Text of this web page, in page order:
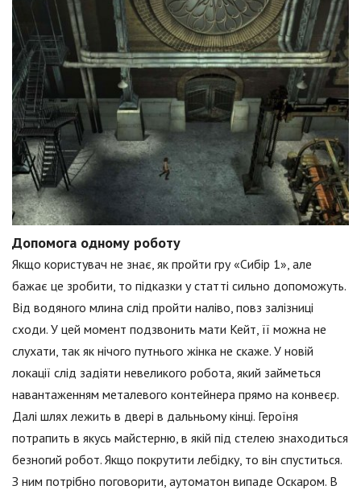
Допомога одному роботу
Якщо користувач не знає, як пройти гру «Сибір 1», але
бажає це зробити, то підказки у статті сильно допоможуть.
Від водяного млина слід пройти наліво, повз залізниці
сходи. У цей момент подзвонить мати Кейт, її можна не
слухати, так як нічого путнього жінка не скаже. У новій
локації слід задіяти невеликого робота, який займеться
навантаженням металевого контейнера прямо на конвеєр.
Далі шлях лежить в двері в дальньому кінці. Героїня
потрапить в якусь майстерню, в якій під стелею знаходиться
безногий робот. Якщо покрутити лебідку, то він спуститься.
З ним потрібно поговорити, аутоматон випаде Оскаром. В